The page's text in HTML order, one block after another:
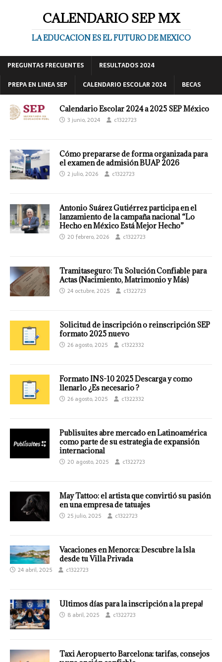
CALENDARIO SEP MX
LA EDUCACION ES EL FUTURO DE MEXICO
PREGUNTAS FRECUENTES
RESULTADOS 2024
PREPA EN LINEA SEP
CALENDARIO ESCOLAR 2024 BECAS
Calendario Escolar 2024 a 2025 SEP México
3 junio, 2024 c1322723
Cómo prepararse de forma organizada para
el examen de admisión BUAP 2026
2 julio, 2026 c1322723
Antonio Suárez Gutiérrez participa en el
lanzamiento de la campaña nacional “Lo
Hecho en México Está Mejor Hecho”
20 febrero, 2026 c1322723
Tramitaseguro: Tu Solución Confiable para
Actas (Nacimiento, Matrimonio y Más)
24 octubre, 2025 c1322723
Solicitud de inscripción o reinscripción SEP
formato 2025 nuevo
26 agosto, 2025 c1322332
Formato INS-10 2025 Descarga y como
llenarlo ¿Es necesario ?
26 agosto, 2025 c1322332
Publisuites abre mercado en Latinoamérica
como parte de su estrategia de expansión
internacional
20 agosto, 2025 c1322723
May Tattoo: el artista que convirtió su pasión
en una empresa de tatuajes
25 julio, 2025 c1322723
Vacaciones en Menorca: Descubre la Isla
desde tu Villa Privada
24 abril, 2025 c1322723
Ultimos días para la inscripción a la prepa!
8 abril, 2025 c1322723
Taxi Aeropuerto Barcelona: tarifas, consejos